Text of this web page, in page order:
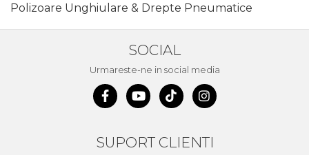
Cheie & Adaptor
Dinamometric
Stetoscop Auto
Truse reparatii anvelope
Polizoare Unghiulare & Drepte Pneumatice
SOCIAL
Urmareste-ne in social media
SUPORT CLIENTI